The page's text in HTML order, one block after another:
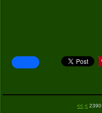
<< < 2300
2310
2320
2330
2340
2350
2360
2370
2380
2390